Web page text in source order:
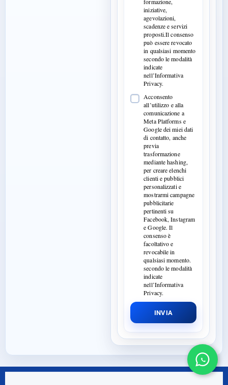
iniziative,
agevolazioni,
scadenze e servizi
proposti.Il consenso
può essere revocato
in qualsiasi momento
secondo le modalità
indicate
nell’Informativa
Privacy.
Acconsento
all’utilizzo e alla
comunicazione a
Meta Platforms e
Google dei miei dati
di contatto, anche
previa
trasformazione
mediante hashing,
per creare elenchi
clienti e pubblici
personalizzati e
mostrarmi campagne
pubblicitarie
pertinenti su
Facebook, Instagram
e Google. Il
consenso è
facoltativo e
revocabile in
qualsiasi momento.
secondo le modalità
indicate
nell’Informativa
Privacy.
INVIA